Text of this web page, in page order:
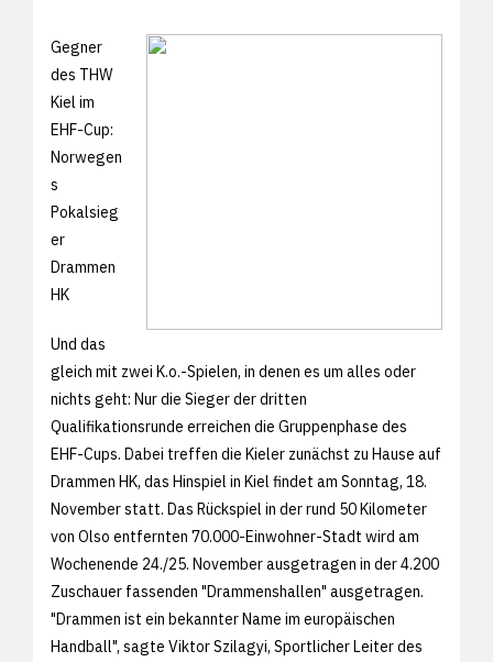
Gegner
des THW
Kiel im
EHF-Cup:
Norwegen
s
Pokalsieg
er
Drammen
HK
Und das
gleich mit zwei K.o.-Spielen, in denen es um alles oder
nichts geht: Nur die Sieger der dritten
Qualifikationsrunde erreichen die Gruppenphase des
EHF-Cups. Dabei treffen die Kieler zunächst zu Hause auf
Drammen HK, das Hinspiel in Kiel findet am Sonntag, 18.
November statt. Das Rückspiel in der rund 50 Kilometer
von Olso entfernten 70.000-Einwohner-Stadt wird am
Wochenende 24./25. November ausgetragen in der 4.200
Zuschauer fassenden "Drammenshallen" ausgetragen.
"Drammen ist ein bekannter Name im europäischen
Handball", sagte Viktor Szilagyi, Sportlicher Leiter des